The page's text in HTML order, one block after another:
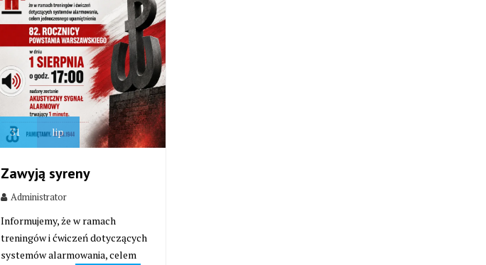
31 lip
Zawyją syreny
Administrator
Informujemy, że w ramach
treningów i ćwiczeń dotyczących
systemów alarmowania, celem